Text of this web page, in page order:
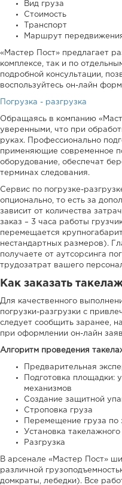
Вид груза
Стоимость
Транспорт
Маршрут
«Мастер Пост» предлагает
комплексе, так и по
подробной консультации,
воспользуйтесь он-лайн
Погрузка - разгрузка
Обращаясь в компанию
уверенными, что при
руках. Профессионально
применяющие современное
оборудование, обеспечат
терминах следования.
Сервис по погрузке-
опционально, то есть за
зависит от количества
заказ – 3 часа работы
перемещается
нестандартных размеров).
получаете от аутсорсинга
трудозатрат вашего
Как заказать
Для качественного
погрузки-разгрузки с
следует сообщить заранее,
при оформлении он-лайн
Алгоритм проведения
Предварительная
Подготовка площадки:
механизмов
Создание защитной
Строповка груза
Перемещение груза
Установка
Разгрузка
В арсенале «Мастер Пост»
различной
домкраты, лебедки). Все